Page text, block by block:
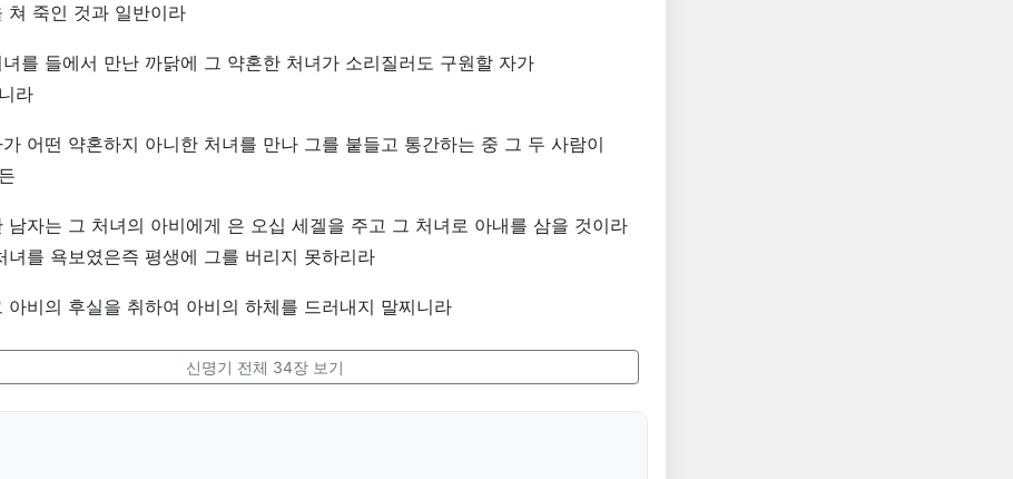
쳐 죽인 것과 일반이라
를 들에서 만난 까닭에 그 약혼한 처녀가 소리질러도 구원할 자가
라
어떤 약혼하지 아니한 처녀를 만나 그를 붙들고 통간하는 중 그 두 사람이
남자는 그 처녀의 아비에게 은 오십 세겔을 주고 그 처녀로 아내를 삼을 것이라
녀를 욕보였은즉 평생에 그를 버리지 못하리라
아비의 후실을 취하여 아비의 하체를 드러내지 말찌니라
신명기 전체 34장 보기